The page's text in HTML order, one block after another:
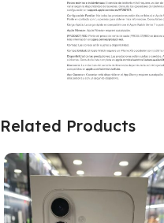
Related Products